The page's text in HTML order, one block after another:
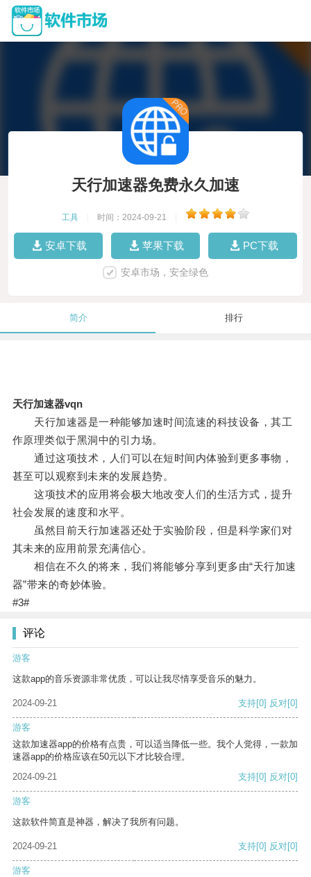
天行加速器免费永久加速
工具 时间：2024-09-21
安卓下载 苹果下载 PC下载
安卓市场，安全绿色
简介 排行
天行加速器vqn
天行加速器是一种能够加速时间流速的科技设备，其工
作原理类似于黑洞中的引力场。
通过这项技术，人们可以在短时间内体验到更多事物，
甚至可以观察到未来的发展趋势。
这项技术的应用将会极大地改变人们的生活方式，提升
社会发展的速度和水平。
虽然目前天行加速器还处于实验阶段，但是科学家们对
其未来的应用前景充满信心。
相信在不久的将来，我们将能够分享到更多由“天行加速
器”带来的奇妙体验。
#3#
评论
游客
这款app的音乐资源非常优质，可以让我尽情享受音乐的魅力。
2024-09-21 支持[0] 反对[0]
游客
这款加速器app的价格有点贵，可以适当降低一些。我个人觉得，一款加
速器app的价格应该在50元以下才比较合理。
2024-09-21
支持[0] 反对[0]
游客
这款软件简直是神器，解决了我所有问题。
2024-09-21 支持[0] 反对[0]
游客